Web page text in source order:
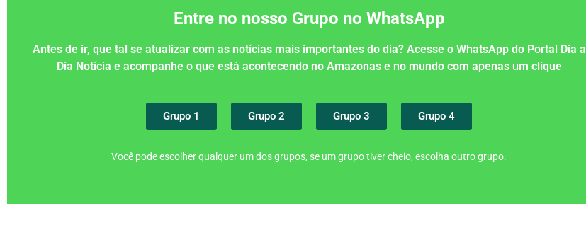
Entre no nosso Grupo no WhatsApp
Antes de ir, que tal se atualizar com as notícias mais importantes do dia? Acesse o WhatsApp do Portal Dia a
Dia Notícia e acompanhe o que está acontecendo no Amazonas e no mundo com apenas um clique
Grupo 1 Grupo 2 Grupo 3 Grupo 4
Você pode escolher qualquer um dos grupos, se um grupo tiver cheio, escolha outro grupo.